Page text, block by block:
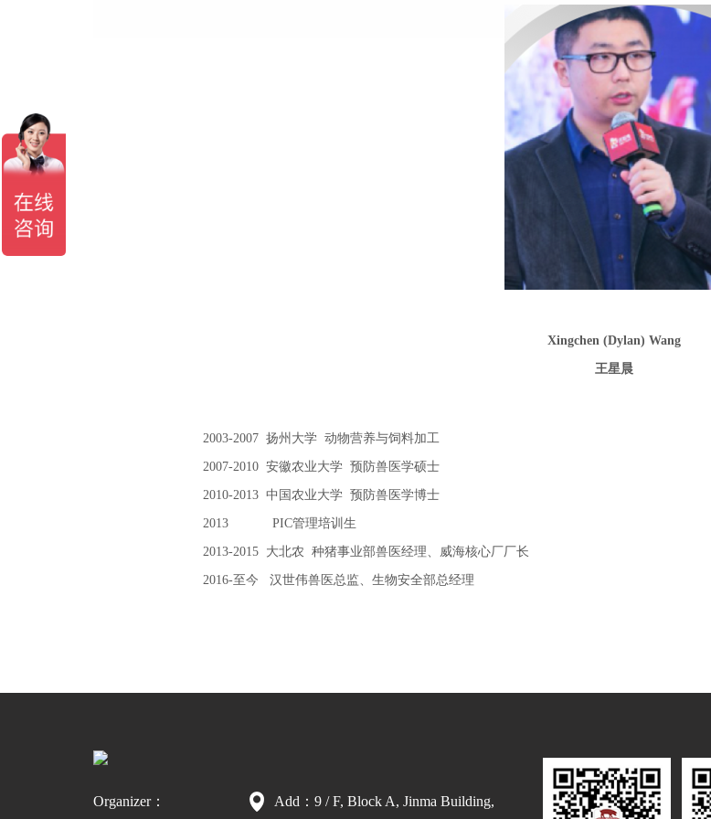
Xingchen (Dylan) Wang
王星晨
2003-2007 扬州大学 动物营养与饲料加工
2007-2010 安徽农业大学 预防兽医学硕士
2010-2013 中国农业大学 预防兽医学博士
2013 PIC管理培训生
2013-2015 大北农 种猪事业部兽医经理、威海核心厂厂长
2016-至今 汉世伟兽医总监、生物安全部总经理
Organizer： Add：9 / F, Block A, Jinma Building,